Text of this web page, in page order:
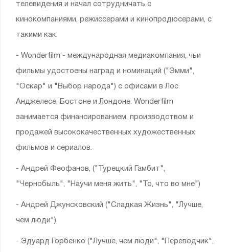
телевидения и начал сотрудничать с
кинокомпаниями, режиссерами и кинопродюсерами, с
такими как:
- Wonderfilm - международная медиакомпания, чьи
фильмы удостоены наград и номинаций ("Эмми",
"Оскар" и "Выбор народа") с офисами в Лос
Анджелесе, Бостоне и Лондоне. Wonderfilm
занимается финансированием, производством и
продажей высококачественных художественных
фильмов и сериалов.
- Андрей Феофанов, ("Турецкий Гамбит",
"Чернобыль", "Научи меня жить", "То, что во мне")
- Андрей Джунсковский ("Сладкая Жизнь", "Лучше,
чем люди")
- Эдуард Горбенко ("Лучше, чем люди", "Переводчик",